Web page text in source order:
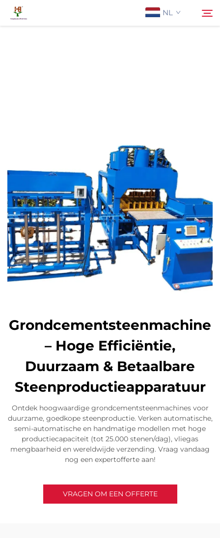
NL
Neem contact met ons op
Grondcementsteenmachine
– Hoge Efficiëntie,
Duurzaam & Betaalbare
Steenproductieapparatuur
Ontdek hoogwaardige grondcementsteenmachines voor
duurzame, goedkope steenproductie. Verken automatische,
semi-automatische en handmatige modellen met hoge
productiecapaciteit (tot 25.000 stenen/dag), vliegas
mengbaarheid en wereldwijde verzending. Vraag vandaag
nog een expertofferte aan!
VRAGEN OM EEN OFFERTE